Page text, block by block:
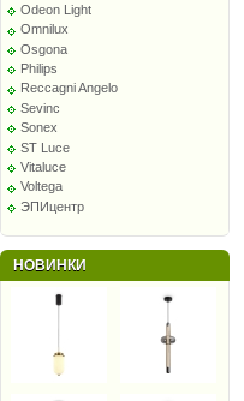
Odeon Light
Omnilux
Osgona
Philips
Reccagni Angelo
Sevinc
Sonex
ST Luce
Vitaluce
Voltega
ЭПИцентр
НОВИНКИ